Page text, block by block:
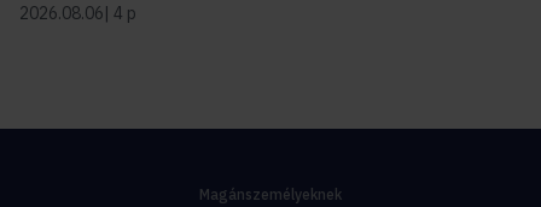
2026.08.06 4 p
Magánszemélyeknek